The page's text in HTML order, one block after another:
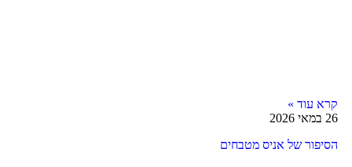
קרא עוד »
26 במאי 2026
הסיפור של אניס מטבחים